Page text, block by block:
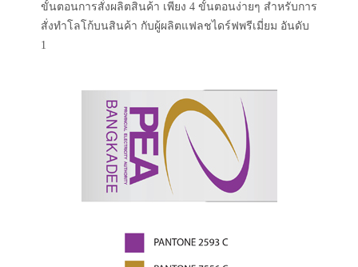
ขั้นตอนการสั่งผลิตสินค้า เพียง 4 ขั้นตอนง่ายๆ สำหรับการ
สั่งทำโลโก้บนสินค้า กับผู้ผลิตแฟลชไดร์ฟพรีเมี่ยม อันดับ
1